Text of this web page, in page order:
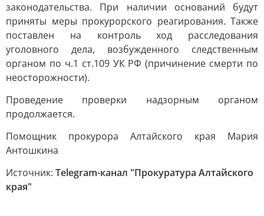
законодательства. При наличии оснований будут
приняты меры прокурорского реагирования. Также
поставлен на контроль ход расследования
уголовного дела, возбужденного следственным
органом по ч.1 ст.109 УК РФ (причинение смерти по
неосторожности).
Проведение проверки надзорным органом
продолжается.
Помощник прокурора Алтайского края Мария
Антошкина
Источник: Telegram-канал "Прокуратура Алтайского
края"